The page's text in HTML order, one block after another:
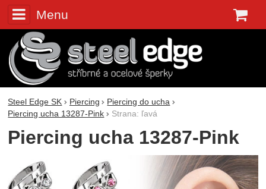
Menu
Steel Edge SK Piercing
Piercing do ucha
Piercing ucha 13287-Pink
Strana: ľavá
Piercing ucha 13287-Pink
Fotografie